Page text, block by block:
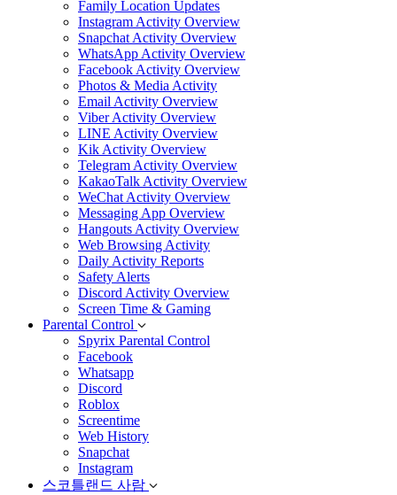
Family Location Updates
Instagram Activity Overview
Snapchat Activity Overview
WhatsApp Activity Overview
Facebook Activity Overview
Photos & Media Activity
Email Activity Overview
Viber Activity Overview
LINE Activity Overview
Kik Activity Overview
Telegram Activity Overview
KakaoTalk Activity Overview
WeChat Activity Overview
Messaging App Overview
Hangouts Activity Overview
Web Browsing Activity
Daily Activity Reports
Safety Alerts
Discord Activity Overview
Screen Time & Gaming
Parental Control
Spyrix Parental Control
Facebook
Whatsapp
Discord
Roblox
Screentime
Web History
Snapchat
Instagram
스코틀랜드 사람